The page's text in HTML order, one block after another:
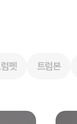
펫 트럼본